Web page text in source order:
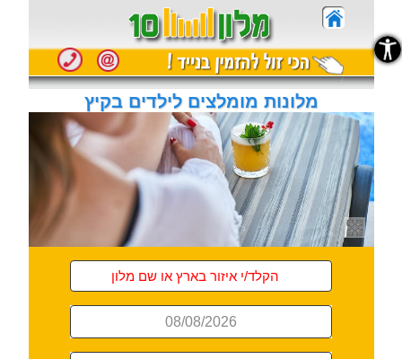
מלונות מומלצים לילדים בקיץ
08/08/2026
נגישות